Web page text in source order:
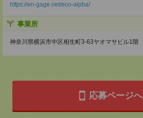
https://en-gage.net/eco-alpha/
事業所
神奈川県横浜市中区相生町3-63ヤオマサビル1階
応募ページへ